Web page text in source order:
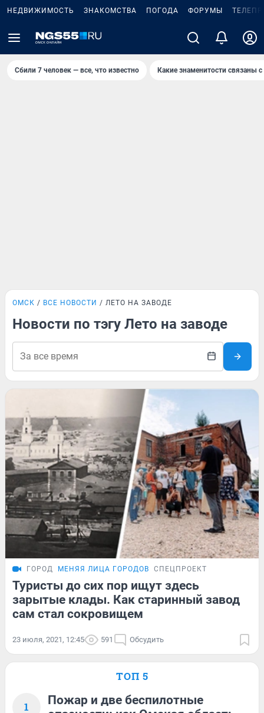
НЕДВИЖИМОСТЬ ЗНАКОМСТВА ПОГОДА ФОРУМЫ
Сбили 7 человек — все, что известно Какие знаменитости связаны
ОМСК ВСЕ НОВОСТИ ЛЕТО НА ЗАВОДЕ
Новости по тэгу Лето на заводе
ГОРОД МЕНЯЯ ЛИЦА ГОРОДОВ СПЕЦПРОЕКТ
Туристы до сих пор ищут здесь
зарытые клады. Как старинный завод
сам стал сокровищем
23 июля, 2021, 12:45 591 Обсудить
ТОП 5
1
Пожар и две беспилотные